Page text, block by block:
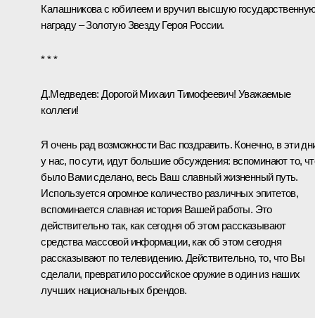
Калашникова с юбилеем и вручил высшую
награду – Золотую ЗвездуГероя России.
* * *
Д.Медведев: Дорогой Михаил Тимофеевич! Уважаемые
коллеги!
Я очень рад возможности Вас поздравить. Конечно, в эти
у нас, по сути, идут большие обсуждения: вспоминают то,
было Вами сделано, весь Ваш славный жизненный путь.
Используется огромное количество различных эпитетов,
вспоминается славная история Вашей работы. Это
действительно так, как сегодня об этом рассказывают
средства массовой информации, как об этом сегодня
рассказывают по телевидению. Действительно, то, что Вы
сделали, превратило российское оружие в один из наших
лучших национальных брендов.